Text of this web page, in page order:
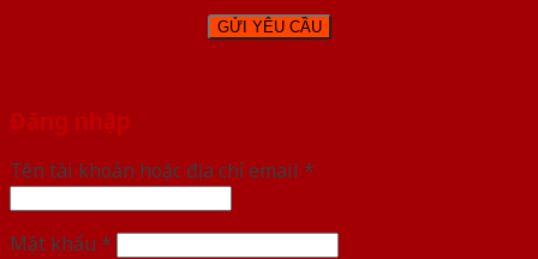
Đăng nhập
Tên tài khoản hoặc địa chỉ email *
Mật khẩu *